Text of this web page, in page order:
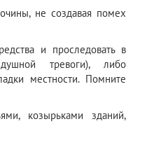
не создавая помех
и проследовать в
тревоги), либо
местности. Помните
козырьками зданий,